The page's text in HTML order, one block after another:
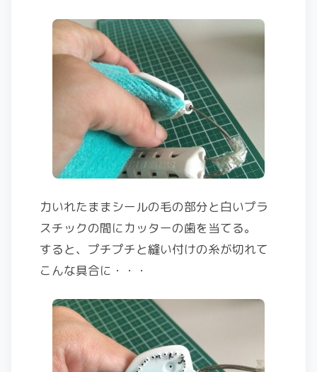
力いれたままシールの毛の部分と白いプラ
スチックの間にカッターの歯を当てる。
すると、プチプチと縫い付けの糸が切れて
こんな具合に・・・